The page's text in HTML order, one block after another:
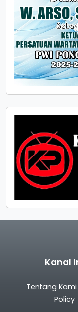
Kanal
Tentang Kami
Policy